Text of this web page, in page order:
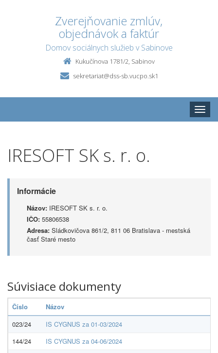
Zverejňovanie zmlúv,
objednávok a faktúr
Domov sociálnych služieb v Sabinove
Kukučínova 1781/2, Sabinov
sekretariat@dss-sb.vucpo.sk1
Toggle
IRESOFT SK s. r. o.
Informácie
Názov: IRESOFT SK s. r. o.
IČO: 55806538
Adresa: Sládkovičova 861/2, 811 06 Bratislava - mestská
časť Staré mesto
Súvisiace dokumenty
Číslo
Názov
023/24
IS CYGNUS za 01-03/2024
144/24
IS CYGNUS za 04-06/2024